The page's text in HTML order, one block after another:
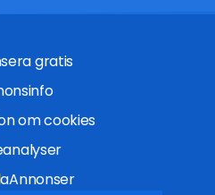
gratis
om cookies